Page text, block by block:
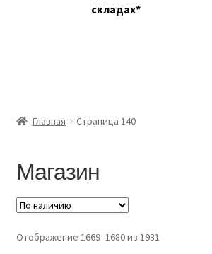
складах*
Контакты
Розница
Заказать отмотку
Главная Страница 140
Магазин
Отображение 1669–1680 из 1931